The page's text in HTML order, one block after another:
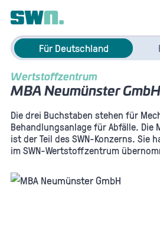
Für Deutschland
Wertstoffzentrum
MBA Neumünster GmbH
Die drei Buchstaben stehen für
Behandlungsanlage für Abfälle. Die
ist der Teil des SWN-Konzerns. Sie
im SWN-Wertstoffzentrum